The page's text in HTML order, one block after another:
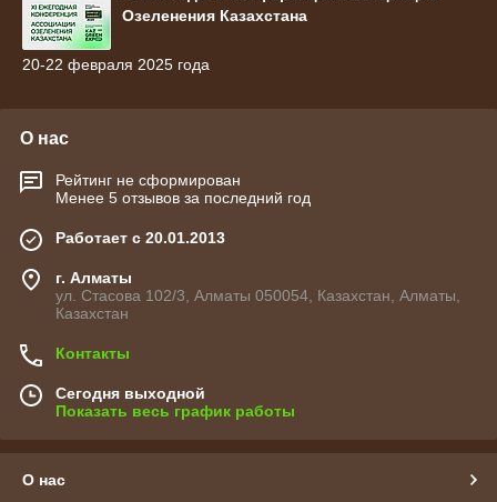
Озеленения Казахстана
20-22 февраля 2025 года
О нас
Рейтинг не сформирован
Менее 5 отзывов за последний год
Работает с 20.01.2013
г. Алматы
ул. Стасова 102/3, Алматы 050054, Казахстан, Алматы,
Казахстан
Контакты
Сегодня выходной
Показать весь график работы
О нас